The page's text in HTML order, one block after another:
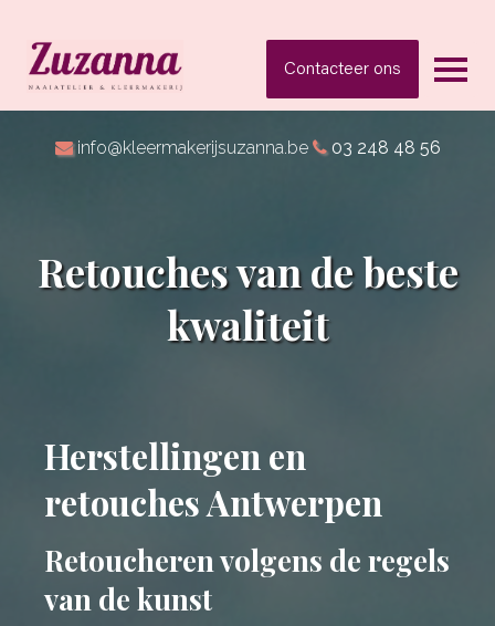
Contacteer ons
info@kleermakerijsuzanna.be 03 248 48 56
Retouches van de beste
kwaliteit
Herstellingen en
retouches Antwerpen
Retoucheren volgens de regels
van de kunst